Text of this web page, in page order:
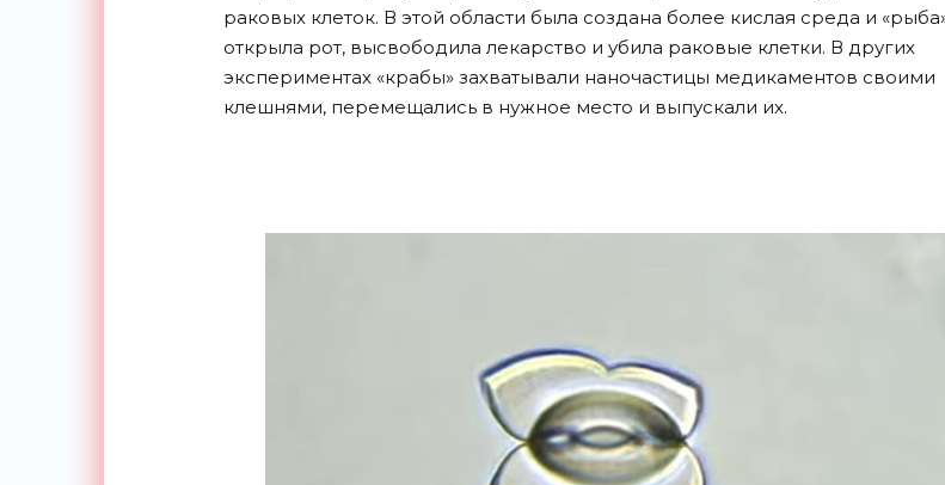
раковых клеток. В этой области была создана более кислая среда и
открыла рот, высвободила лекарство и убила раковые клетки. В других
экспериментах «крабы» захватывали наночастицы медикаментов своими
клешнями, перемещались в нужное место и выпускали их.